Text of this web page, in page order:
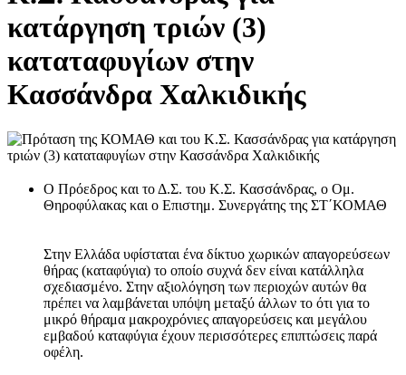
κατάργηση τριών (3)
καταταφυγίων στην
Κασσάνδρα Χαλκιδικής
O Πρόεδρος και το Δ.Σ. του Κ.Σ. Κασσάνδρας, ο Ομ.
Θηροφύλακας και ο Επιστημ. Συνεργάτης της ΣΤ΄ΚΟΜΑΘ
Στην Ελλάδα υφίσταται ένα δίκτυο χωρικών απαγορεύσεων
θήρας (καταφύγια) το οποίο συχνά δεν είναι κατάλληλα
σχεδιασμένο. Στην αξιολόγηση των περιοχών αυτών θα
πρέπει να λαμβάνεται υπόψη μεταξύ άλλων το ότι για το
μικρό θήραμα μακροχρόνιες απαγορεύσεις και μεγάλου
εμβαδού καταφύγια έχουν περισσότερες επιπτώσεις παρά
οφέλη.